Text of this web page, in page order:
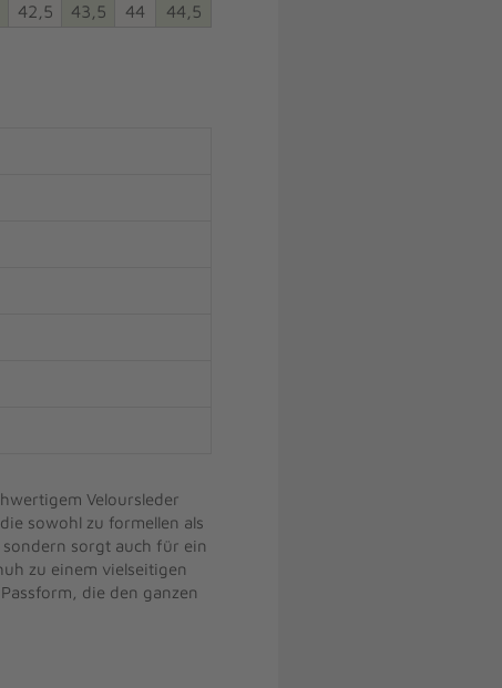
42,5 43,5 44 44,5
Veloursleder
sowohl zu formellen als
sondern sorgt auch für ein
zu einem vielseitigen
die den ganzen